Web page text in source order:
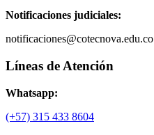
Notificaciones judiciales:
notificaciones@cotecnova.edu.co
Líneas de Atención
Whatsapp:
(+57) 315 433 8604